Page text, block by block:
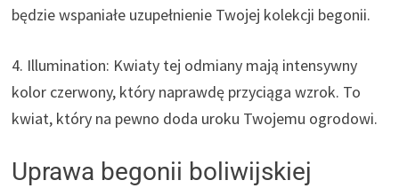
będzie wspaniałe uzupełnienie Twojej kolekcji begonii.
4. Illumination: Kwiaty tej odmiany mają intensywny
kolor czerwony, który naprawdę przyciąga wzrok. To
kwiat, który na pewno doda uroku Twojemu ogrodowi.
Uprawa begonii boliwijskiej